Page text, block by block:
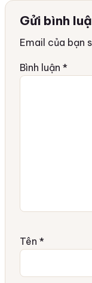
Gửi bình
Email của bạn
Bình luận *
Tên *